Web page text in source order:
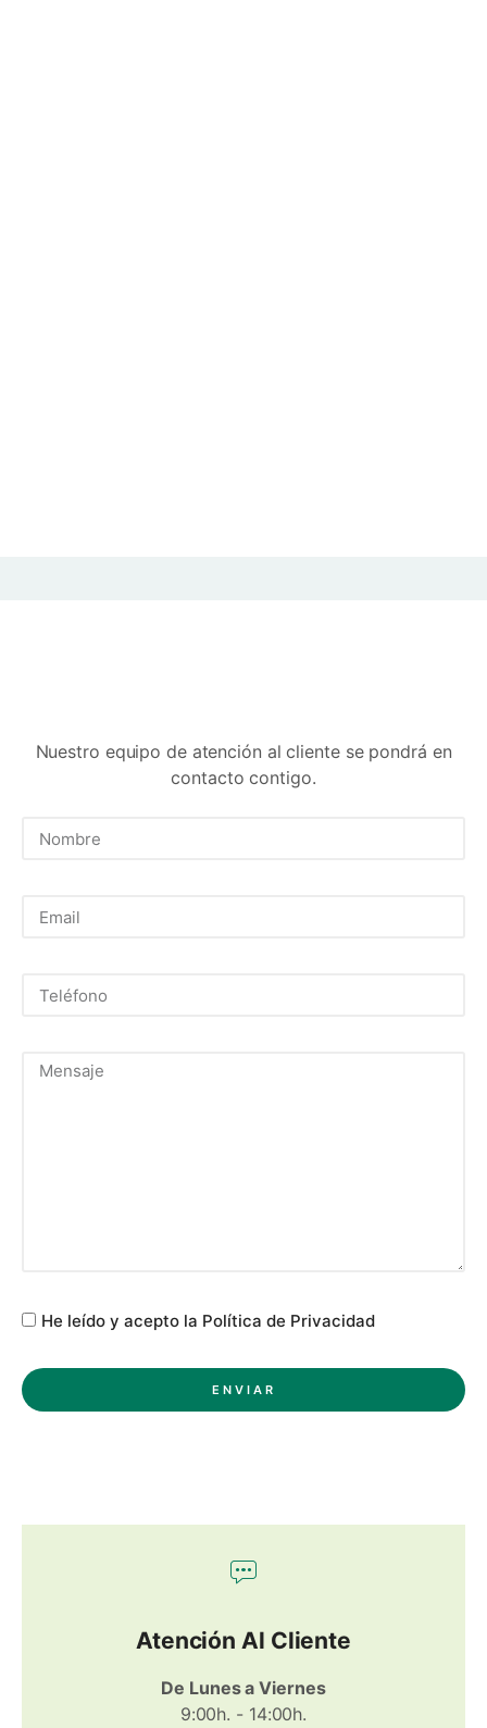
Nuestro equipo de atención al cliente se pondrá en
contacto contigo.
He leído y acepto la Política de Privacidad
ENVIAR
Atención Al Cliente
De Lunes a Viernes
9:00h. - 14:00h.